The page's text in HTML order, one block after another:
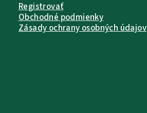
Registrovať
Obchodné podmienky
Zásady ochrany osobných údajov